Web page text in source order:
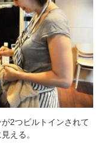
2つビルトインされて
える。